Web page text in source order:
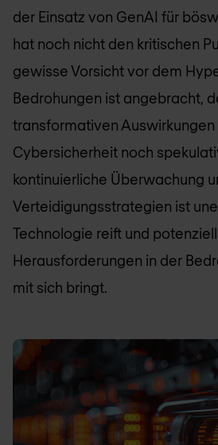
der Einsatz von GenAI für
hat noch nicht den kritischen
gewisse Vorsicht vor dem
Bedrohungen ist angebracht,
transformativen Auswirkungen
Cybersicherheit noch
kontinuierliche Überwachung
Verteidigungsstrategien ist
Technologie reift und
Herausforderungen in der
mit sich bringt.